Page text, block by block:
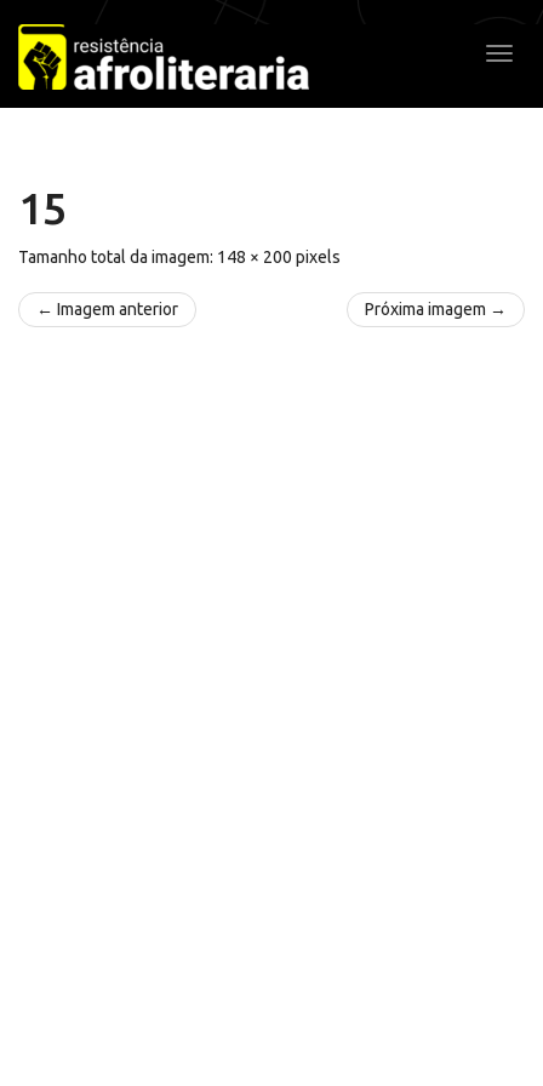
Pular
para
o
conteúdo
15
Tamanho total da imagem: 148 × 200 pixels
← Imagem anterior Próxima imagem →